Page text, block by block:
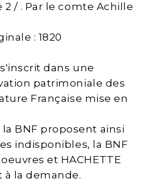
2 / . Par le comte Achille
: 1820
dans une
patrimoniale des
Française mise en
la BNF proposent ainsi
indisponibles, la BNF
et HACHETTE
à la demande.